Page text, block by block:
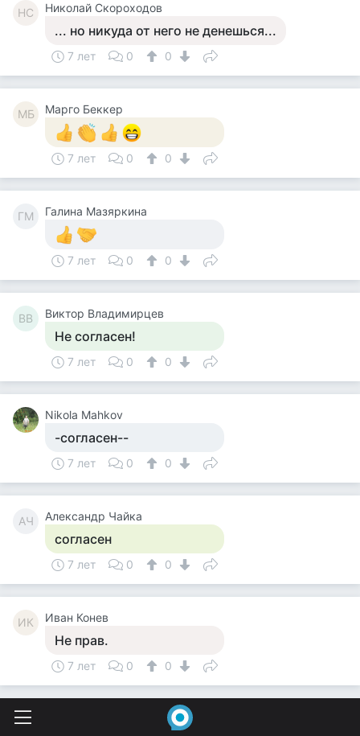
НС Николай Скороходов
... но никуда от него не денешься...
7 лет 0 0
MБ Mарго Беккер
7 лет 0 0
ГМ Галина Мазяркина
7 лет 0 0
ВВ Виктор Владимирцев
Не согласен!
7 лет 0 0
Nikola Mahkov
-согласен--
7 лет 0 0
АЧ Александр Чайка
согласен
7 лет 0 0
ИК Иван Конев
Не прав.
7 лет 0 0